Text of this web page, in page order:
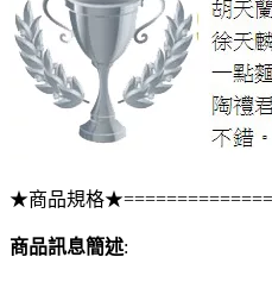
★商品規格
商品訊息簡述: